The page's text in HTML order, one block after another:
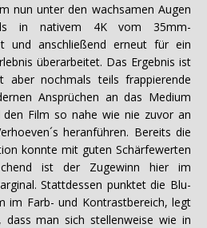
nun unter den wachsamen Augen
in nativem 4K vom 35mm-
und anschließend erneut für ein
überarbeitet. Das Ergebnis ist
aber nochmals teils frappierende
Ansprüchen an das Medium
Film so nahe wie nie zuvor an
heranführen. Bereits die
konnte mit guten Schärfewerten
ist der Zugewinn hier im
Stattdessen punktet die Blu-
im Farb- und Kontrastbereich, legt
man sich stellenweise wie in